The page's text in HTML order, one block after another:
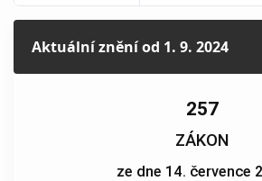
Aktuální zněníod 1. 9. 2024
257
ZÁKON
ze dne 14. července